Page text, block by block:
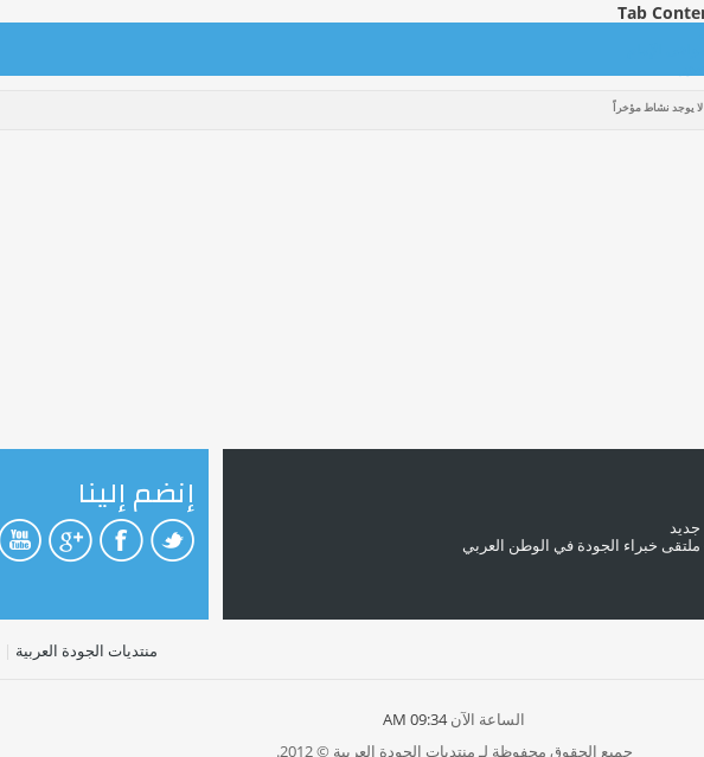
Tab
لا يوجد نشاط مؤخراً
جديد
إنضم إلينا
منتديات الجودة العربية |
الساعة الآن09:34 AM
جميع الحقوق محفوظة لـ منتديات الجودة العربية © 2012.